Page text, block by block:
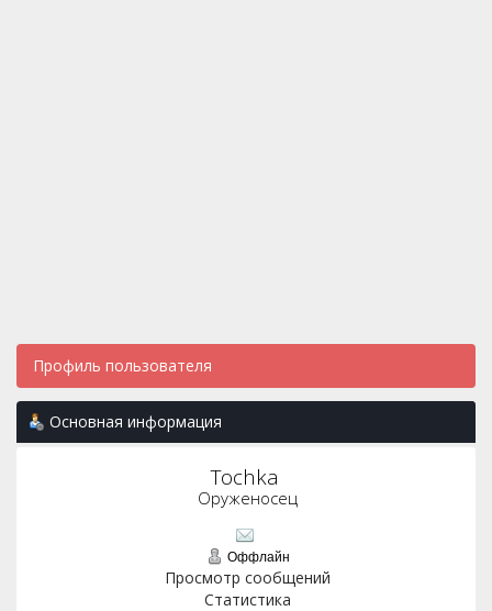
Профиль пользователя
Основная информация
Tochka
Оруженосец
Оффлайн
Просмотр сообщений
Статистика